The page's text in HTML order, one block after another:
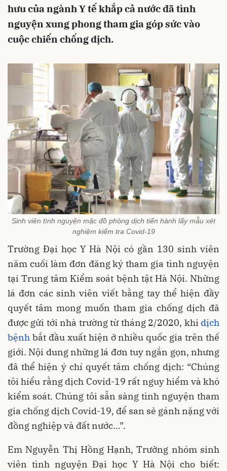
hưu của ngành Y tế khắp cả nước đã tình
nguyện xung phong tham gia góp sức vào
cuộc chiến chống dịch.
Sinh viên tình nguyện mặc đồ phòng dịch tiến hành lấy mẫu xét
nghiệm kiểm tra Covid-19
Trường Đại học Y Hà Nội có gần 130 sinh viên
năm cuối làm đơn đăng ký tham gia tình nguyện
tại Trung tâm Kiểm soát bệnh tật Hà Nội. Những
lá đơn các sinh viên viết bằng tay thể hiện đầy
quyết tâm mong muốn tham gia chống dịch đã
được gửi tới nhà trường từ tháng 2/2020, khi dịch
bệnh bắt đầu xuất hiện ở nhiều quốc gia trên thế
giới. Nội dung những lá đơn tuy ngắn gọn, nhưng
đã thể hiện ý chí quyết tâm chống dịch: “Chúng
tôi hiểu rằng dịch Covid-19 rất nguy hiểm và khó
kiểm soát. Chúng tôi sẵn sàng tình nguyện tham
gia chống dịch Covid-19, để san sẻ gánh nặng với
đồng nghiệp và đất nước…”.
Em Nguyễn Thị Hồng Hạnh, Trưởng nhóm sinh
viên tình nguyện Đại học Y Hà Nội cho biết: